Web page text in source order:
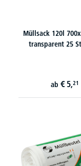
Müllsack 120l
transparent 25
ab € 5,21